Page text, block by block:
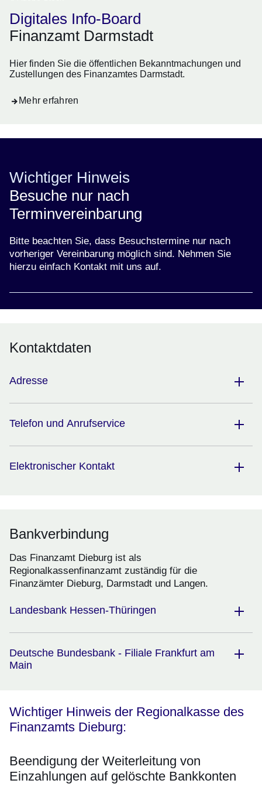
Digitales Info-Board
Finanzamt Darmstadt
Hier finden Sie die öffentlichen Bekanntmachungen und
Zustellungen des Finanzamtes Darmstadt.
Mehr erfahren
Wichtiger Hinweis
Besuche nur nach
Terminvereinbarung
Bitte beachten Sie, dass Besuchstermine nur nach
vorheriger Vereinbarung möglich sind. Nehmen Sie
hierzu einfach Kontakt mit uns auf.
Kontaktdaten
Adresse
Telefon und Anrufservice
Elektronischer Kontakt
Bankverbindung
Das Finanzamt Dieburg ist als
Regionalkassenfinanzamt zuständig für die
Finanzämter Dieburg, Darmstadt und Langen.
Landesbank Hessen-Thüringen
Deutsche Bundesbank - Filiale Frankfurt am
Main
Wichtiger Hinweis der Regionalkasse des
Finanzamts Dieburg:
Beendigung der Weiterleitung von
Einzahlungen auf gelöschte Bankkonten